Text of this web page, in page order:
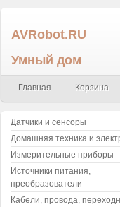
AVRobot.RU
Умный дом
Главная Корзина
Датчики и сенсоры
Домашняя техника и
Измерительные приборы
Источники питания,
преобразователи
Кабели, провода,